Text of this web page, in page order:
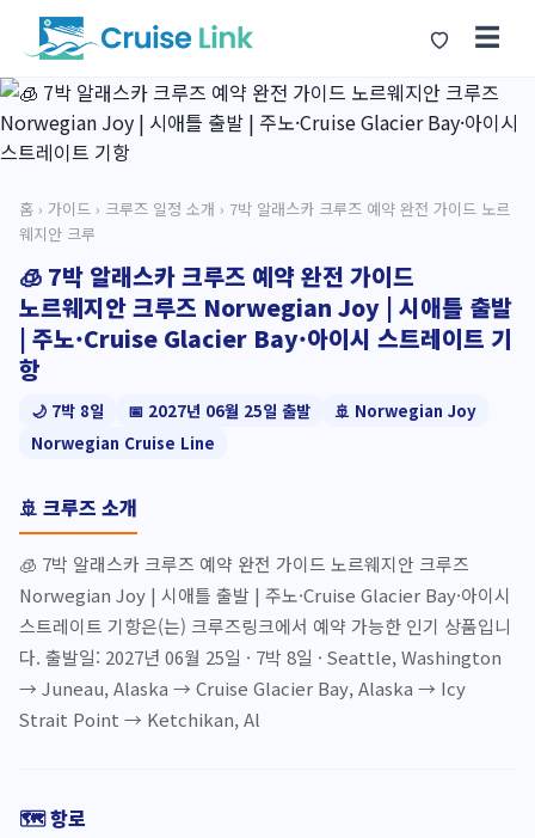
☰
홈 › 가이드 › 크루즈 일정 소개 › 7박 알래스카 크루즈 예약 완전 가이드 노르
웨지안 크루
🧊 7박 알래스카 크루즈 예약 완전 가이드
노르웨지안 크루즈 Norwegian Joy | 시애틀 출발
| 주노·Cruise Glacier Bay·아이시 스트레이트 기
항
🌙 7박 8일 📅 2027년 06월 25일 출발
🚢 Norwegian Joy
Norwegian Cruise Line
🚢 크루즈 소개
🧊 7박 알래스카 크루즈 예약 완전 가이드 노르웨지안 크루즈
Norwegian Joy | 시애틀 출발 | 주노·Cruise Glacier Bay·아이시
스트레이트 기항은(는) 크루즈링크에서 예약 가능한 인기 상품입니
다. 출발일: 2027년 06월 25일 · 7박 8일 · Seattle, Washington
→ Juneau, Alaska → Cruise Glacier Bay, Alaska → Icy
Strait Point → Ketchikan, Al
🗺️ 항로